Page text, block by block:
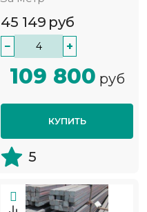
45 149 руб
− +
109 800 руб
КУПИТЬ
5